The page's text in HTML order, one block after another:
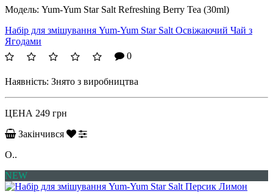
Модель: Yum-Yum Star Salt Refreshing Berry Tea (30ml)
Набір для змішування Yum-Yum Star Salt Освіжаючий Чай з
Ягодами
0
Наявність: Знято з виробництва
ЦЕНА 249 грн
Закінчився
О..
NEW